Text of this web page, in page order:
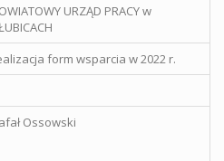
URZĄD PRACY w
form wsparcia w 2022 r.
Ossowski